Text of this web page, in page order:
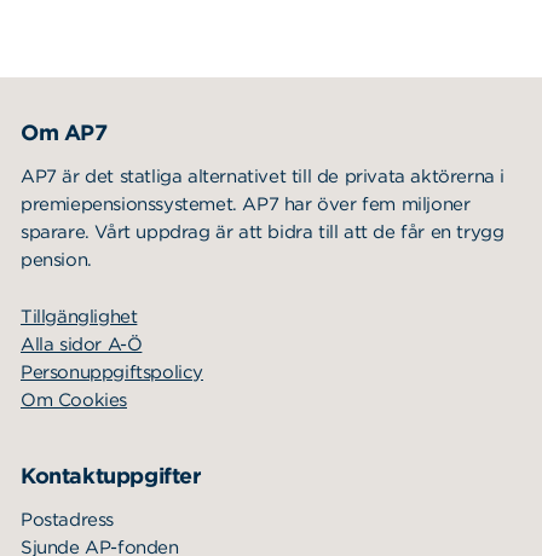
Om AP7
AP7 är det statliga alternativet till de privata aktörerna i
premiepensionssystemet. AP7 har över fem miljoner
sparare. Vårt uppdrag är att bidra till att de får en trygg
pension.
Tillgänglighet
Alla sidor A-Ö
Personuppgiftspolicy
Om Cookies
Kontaktuppgifter
Postadress
Sjunde AP-fonden